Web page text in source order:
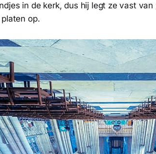
in de kerk, dus hij legt ze vast van
op.